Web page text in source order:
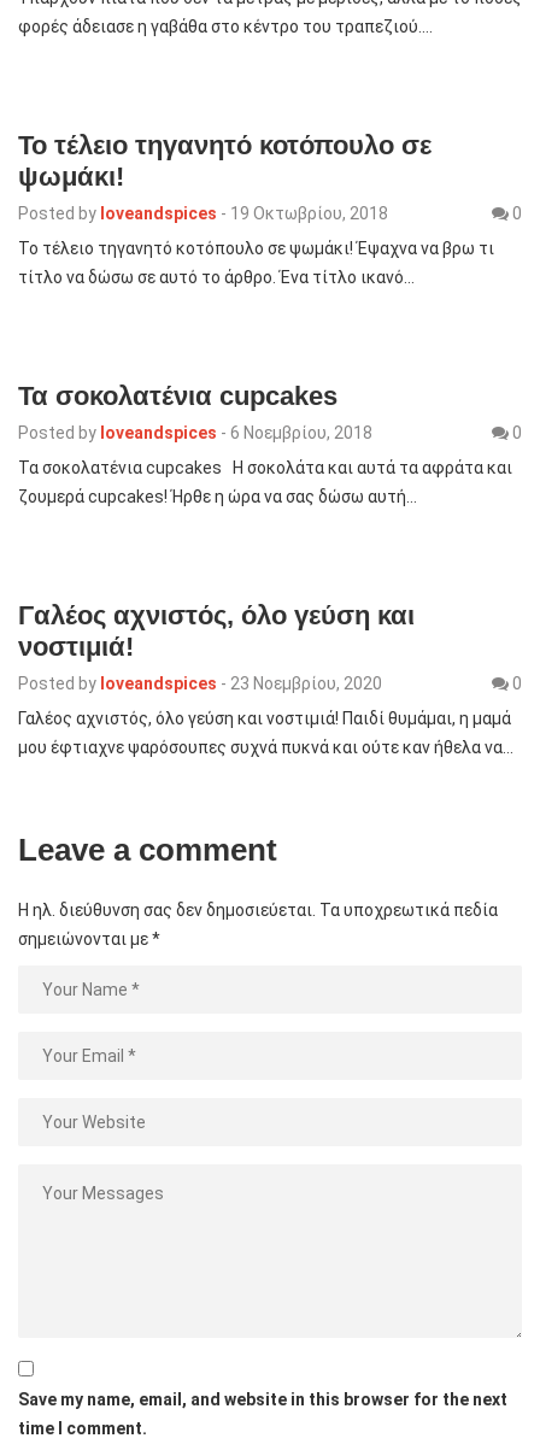
φορές άδειασε η γαβάθα στο κέντρο του τραπεζιού.…
To τέλειο τηγανητό κοτόπουλο σε
ψωμάκι!
Posted by loveandspices - 19 Οκτωβρίου, 2018
0
To τέλειο τηγανητό κοτόπουλο σε ψωμάκι! Έψαχνα να βρω τι
τίτλο να δώσω σε αυτό το άρθρο. Ένα τίτλο ικανό…
Τα σοκολατένια cupcakes
Posted by loveandspices - 6 Νοεμβρίου, 2018
0
Τα σοκολατένια cupcakes Η σοκολάτα και αυτά τα αφράτα και
ζουμερά cupcakes! Ήρθε η ώρα να σας δώσω αυτή…
Γαλέος αχνιστός, όλο γεύση και
νοστιμιά!
Posted by loveandspices - 23 Νοεμβρίου, 2020
0
Γαλέος αχνιστός, όλο γεύση και νοστιμιά! Παιδί θυμάμαι, η μαμά
μου έφτιαχνε ψαρόσουπες συχνά πυκνά και ούτε καν ήθελα να…
Leave a comment
Η ηλ. διεύθυνση σας δεν δημοσιεύεται. Τα υποχρεωτικά πεδία
σημειώνονται με*
Save my name, email, and website in this browser for the next
time I comment.